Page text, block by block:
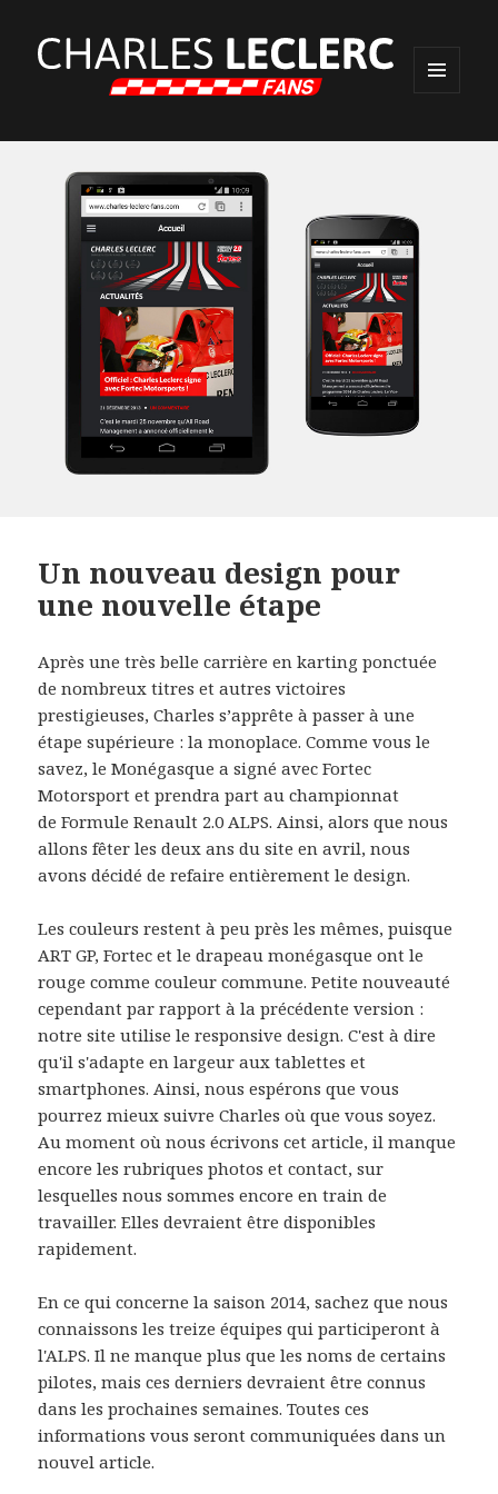
WIDGETS
Un nouveau design pour
une nouvelle étape
Après une très belle carrière en karting ponctuée
de nombreux titres et autres victoires
prestigieuses, Charles s’apprête à passer à une
étape supérieure : la monoplace. Comme vous le
savez, le Monégasque a signé avec Fortec
Motorsport et prendra part au championnat
de Formule Renault 2.0 ALPS. Ainsi, alors que nous
allons fêter les deux ans du site en avril, nous
avons décidé de refaire entièrement le design.
Les couleurs restent à peu près les mêmes, puisque
ART GP, Fortec et le drapeau monégasque ont le
rouge comme couleur commune. Petite nouveauté
cependant par rapport à la précédente version :
notre site utilise le responsive design. C'est à dire
qu'il s'adapte en largeur aux tablettes et
smartphones. Ainsi, nous espérons que vous
pourrez mieux suivre Charles où que vous soyez.
Au moment où nous écrivons cet article, il manque
encore les rubriques photos et contact, sur
lesquelles nous sommes encore en train de
travailler. Elles devraient être disponibles
rapidement.
En ce qui concerne la saison 2014, sachez que nous
connaissons les treize équipes qui participeront à
l'ALPS. Il ne manque plus que les noms de certains
pilotes, mais ces derniers devraient être connus
dans les prochaines semaines. Toutes ces
informations vous seront communiquées dans un
nouvel article.